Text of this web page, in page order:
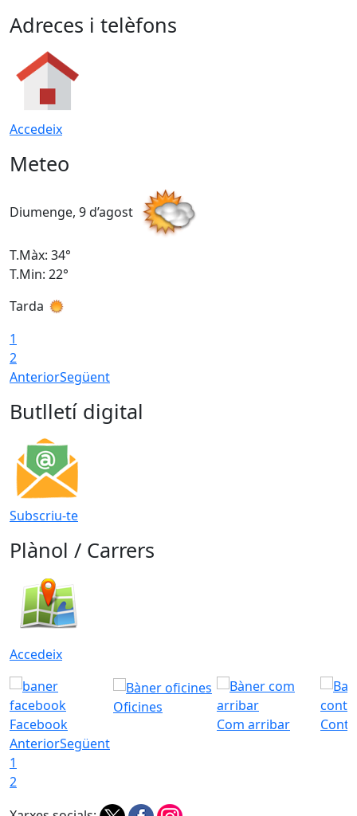
Adreces i telèfons
Accedeix
Meteo
Diumenge, 9 d’agost
T.Màx: 34°
T.Min: 22°
Tarda
1
2
AnteriorSegüent
Butlletí digital
Subscriu-te
Plànol / Carrers
Accedeix
Facebook
Oficines
Com arribar
AnteriorSegüent
1
2